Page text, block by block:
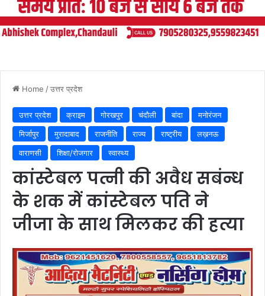
Home /उत्तर प्रदेश
उत्तर प्रदेश क्राइम गोरखपुर चंदौली बांदा
मनोरंजन
मिर्जापुर
मुरादाबाद राजनीति राज्य राष्ट्रीय
लख़नऊ
वाराणसी
शिक्षा/रोजगार स्वास्थ्य
कांस्टेबल पत्नी की अवैध सबंन्ध
के शक में कांस्टेबल पति ने
जीजा के साथ मिलकर की हत्या